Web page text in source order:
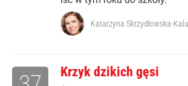
Katarzyna Skrzydłowska-
Krzyk dzikich gęsi